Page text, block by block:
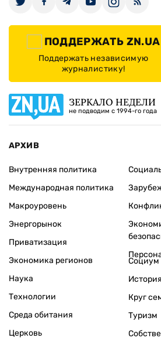
ПОДДЕРЖАТЬ ZN.UA
Поддержать независимую
журналистику!
ЗЕРКАЛО НЕДЕЛИ
не подводим с 1994-го года
АРХИВ
Внутренняя политика
Международная политика
Макроуровень
Энергорынок
Приватизация
Экономика регионов
Наука
Технологии
Среда обитания
Церковь
Социум
История
Круг
Туризм